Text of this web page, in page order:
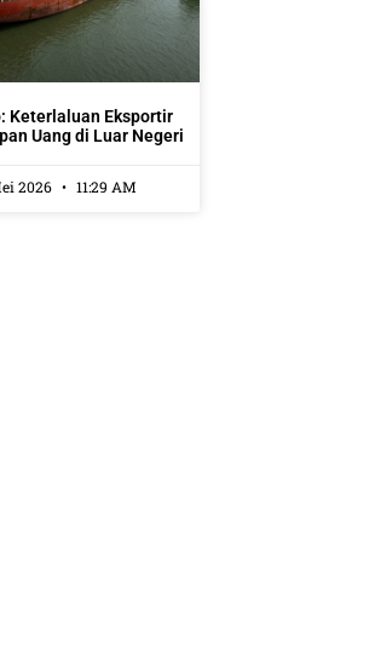
Keterlaluan Eksportir
Uang di Luar Negeri
2026 11:29 AM